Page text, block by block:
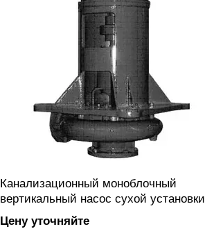
Канализационный моноблочный
вертикальный насос сухой установки
PC-VM 50-200Rx-4 с закрытым или
полуоткрытым рабочим колесом
Цену уточняйте